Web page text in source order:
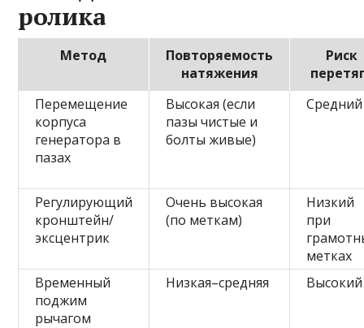
ролика
Метод
Повторяемость
натяжения
Риск
Перемещение
корпуса
генератора в
пазах
Высокая (если
пазы чистые и
болты живые)
Средний
Регулирующий
кронштейн/
эксцентрик
Очень высокая
(по меткам)
Низкий
при
метках
Временный
поджим
рычагом
Низкая–средняя Высокий